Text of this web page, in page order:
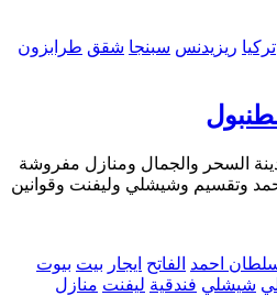
تركيا ريزيدنس سبنجا شقق طرابزون
السحر والجمال ومنازل مفروشة
وتقسيم وشيشلي وليفنت وقوانين
احمد الفاتح ايجار بيت بيوت
شيشلي فندقية ليفنت منازل